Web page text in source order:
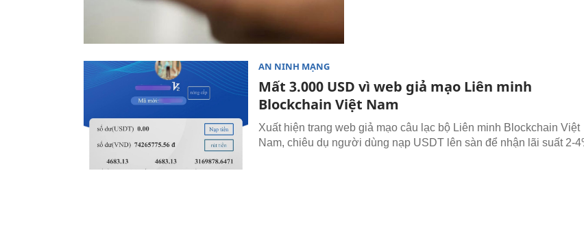
AN NINH MẠNG
Mất 3.000 USD vì web giả mạo Liên minh
Blockchain Việt Nam
Xuất hiện trang web giả mạo câu lạc bộ Liên minh Blockchain Việt
Nam, chiêu dụ người dùng nạp USDT lên sàn để nhận lãi suất 2-